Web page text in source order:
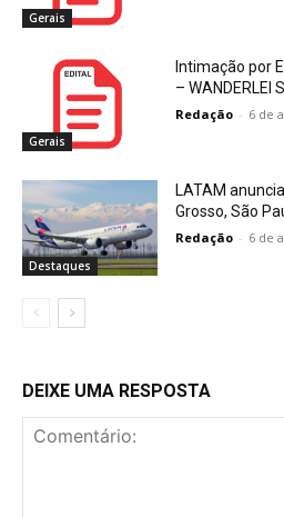
Gerais
Gerais
Intimação por
– WANDERLEI
Redação - 6 de
Destaques
LATAM
Grosso, São
Redação - 6 de
DEIXE UMA RESPOSTA